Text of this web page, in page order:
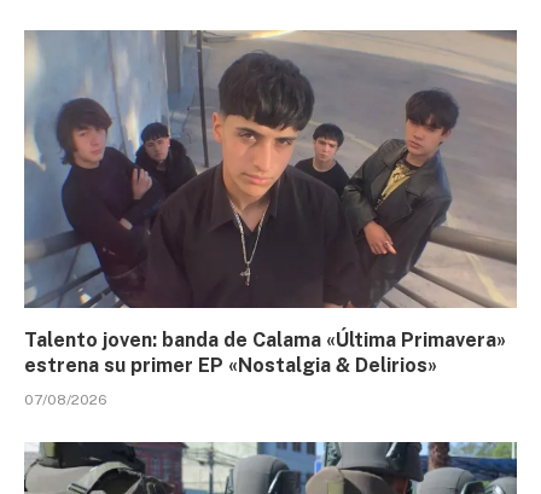
Talento joven: banda de Calama «Última Primavera»
estrena su primer EP «Nostalgia & Delirios»
07/08/2026